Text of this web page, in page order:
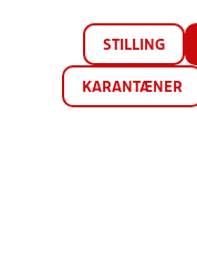
STILLING
KARANTÆNER